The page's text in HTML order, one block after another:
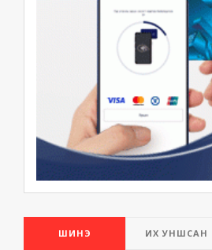
ШИНЭ ИХ УНШСАН